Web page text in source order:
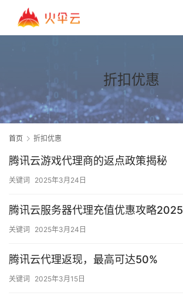
折扣优惠
首页 折扣优惠
腾讯云游戏代理商的返点政策揭秘
关键词 2025年3月24日
腾讯云服务器代理充值优惠攻略2025
关键词 2025年3月24日
腾讯云代理返现，最高可达50%
关键词 2025年3月15日